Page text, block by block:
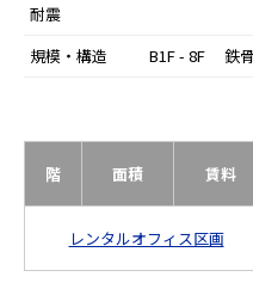
耐震
規模・構造
B1F - 8F 鉄
階 面積 賃料
レンタルオフィス区画